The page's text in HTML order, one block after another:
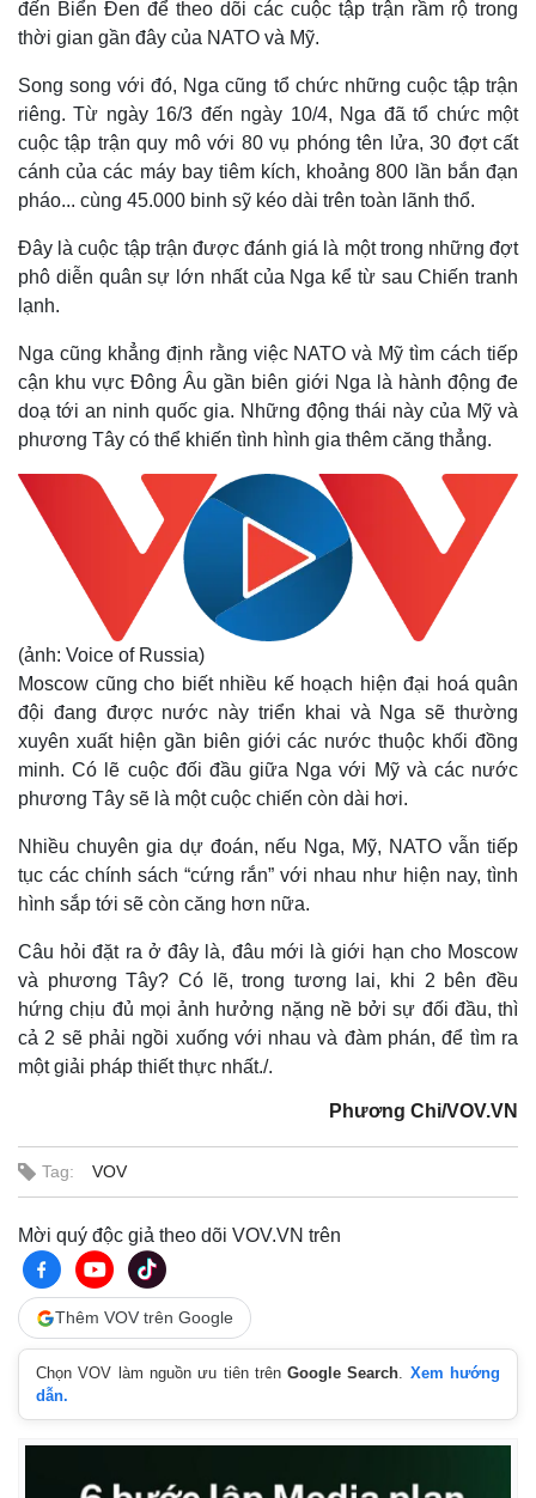
Pháp luật
Vụ án
Quân sự - Quốc phòng
Việt Nam
đến Biển Đen để theo dõi các cuộc tập trận rầm rộ trong
thời gian gần đây của NATO và Mỹ.
Song song với đó, Nga cũng tổ chức những cuộc tập trận
riêng. Từ ngày 16/3 đến ngày 10/4, Nga đã tổ chức một
cuộc tập trận quy mô với 80 vụ phóng tên lửa, 30 đợt cất
cánh của các máy bay tiêm kích, khoảng 800 lần bắn đạn
pháo... cùng 45.000 binh sỹ kéo dài trên toàn lãnh thổ.
Đây là cuộc tập trận được đánh giá là một trong những đợt
phô diễn quân sự lớn nhất của Nga kể từ sau Chiến tranh
lạnh.
Nga cũng khẳng định rằng việc NATO và Mỹ tìm cách tiếp
cận khu vực Đông Âu gần biên giới Nga là hành động đe
doạ tới an ninh quốc gia. Những động thái này của Mỹ và
phương Tây có thể khiến tình hình gia thêm căng thẳng.
(ảnh: Voice of Russia)
Moscow cũng cho biết nhiều kế hoạch hiện đại hoá quân
đội đang được nước này triển khai và Nga sẽ thường
xuyên xuất hiện gần biên giới các nước thuộc khối đồng
minh. Có lẽ cuộc đối đầu giữa Nga với Mỹ và các nước
phương Tây sẽ là một cuộc chiến còn dài hơi.
Nhiều chuyên gia dự đoán, nếu Nga, Mỹ, NATO vẫn tiếp
tục các chính sách “cứng rắn” với nhau như hiện nay, tình
hình sắp tới sẽ còn căng hơn nữa.
Câu hỏi đặt ra ở đây là, đâu mới là giới hạn cho Moscow
và phương Tây? Có lẽ, trong tương lai, khi 2 bên đều
hứng chịu đủ mọi ảnh hưởng nặng nề bởi sự đối đầu, thì
cả 2 sẽ phải ngồi xuống với nhau và đàm phán, để tìm ra
một giải pháp thiết thực nhất./.
Phương Chi/VOV.VN
Tag: VOV
Mời quý độc giả theo dõi VOV.VN trên
Thêm VOV trên Google
Chọn VOV làm nguồn ưu tiên trênGoogle Search. Xem hướng
dẫn.